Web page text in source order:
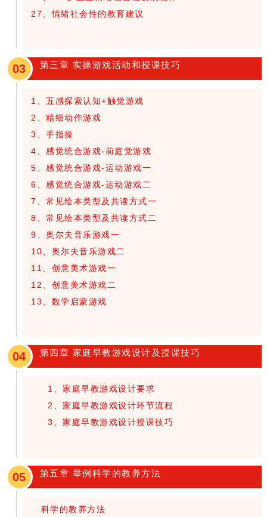
27、情绪社会性的教育建议
03 第三章 实操游戏活动和授课技巧
1、五感探索认知+触觉游戏
2、精细动作游戏
3、手指操
4、感觉统合游戏-前庭觉游戏
5、感觉统合游戏-运动游戏一
6、感觉统合游戏-运动游戏二
7、常见绘本类型及共读方式一
8、常见绘本类型及共读方式二
9、奥尔夫音乐游戏一
10、奥尔夫音乐游戏二
11、创意美术游戏一
12、创意美术游戏二
13、数学启蒙游戏
04 第四章 家庭早教游戏设计及授课技巧
1、家庭早教游戏设计要求
2、家庭早教游戏设计环节流程
3、家庭早教游戏设计授课技巧
05 第五章 举例科学的教养方法
科学的教养方法